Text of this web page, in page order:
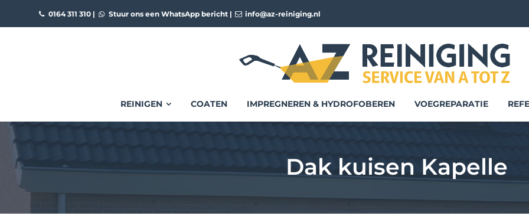
0164 311 310| Stuur ons een WhatsApp bericht| info@az-reiniging.nl
REINIGEN COATEN IMPREGNEREN & HYDROFOBEREN VOEGREPARATIE
Dak kuisen Kapelle